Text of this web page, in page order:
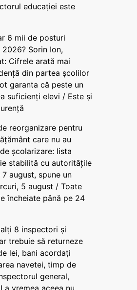
educației este
6 mii de posturi
Sorin Ion,
Cifrele arată mai
din partea școlilor
garanta că peste un
suficienți elevi / Este și
reorganizare pentru
care nu au
școlarizare: lista
stabilită cu autoritățile
august, spune un
5 august / Toate
încheiate până pe 24
8 inspectori și
trebuie să returneze
lei, bani acordați
navetei, timp de
general,
vremea aceea nu